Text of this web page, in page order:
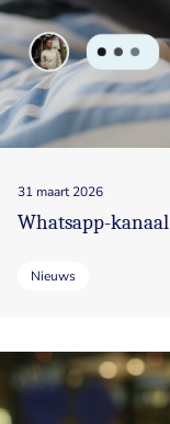
31 maart 2026
Whatsapp-kanaal
Nieuws